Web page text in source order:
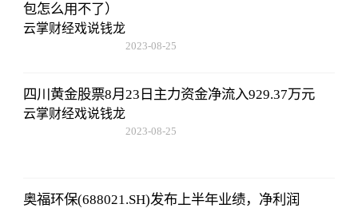
包怎么用不了）
云掌财经戏说钱龙
2023-08-25
四川黄金股票8月23日主力资金净流入929.37万元
云掌财经戏说钱龙
2023-08-25
奥福环保(688021.SH)发布上半年业绩，净利润